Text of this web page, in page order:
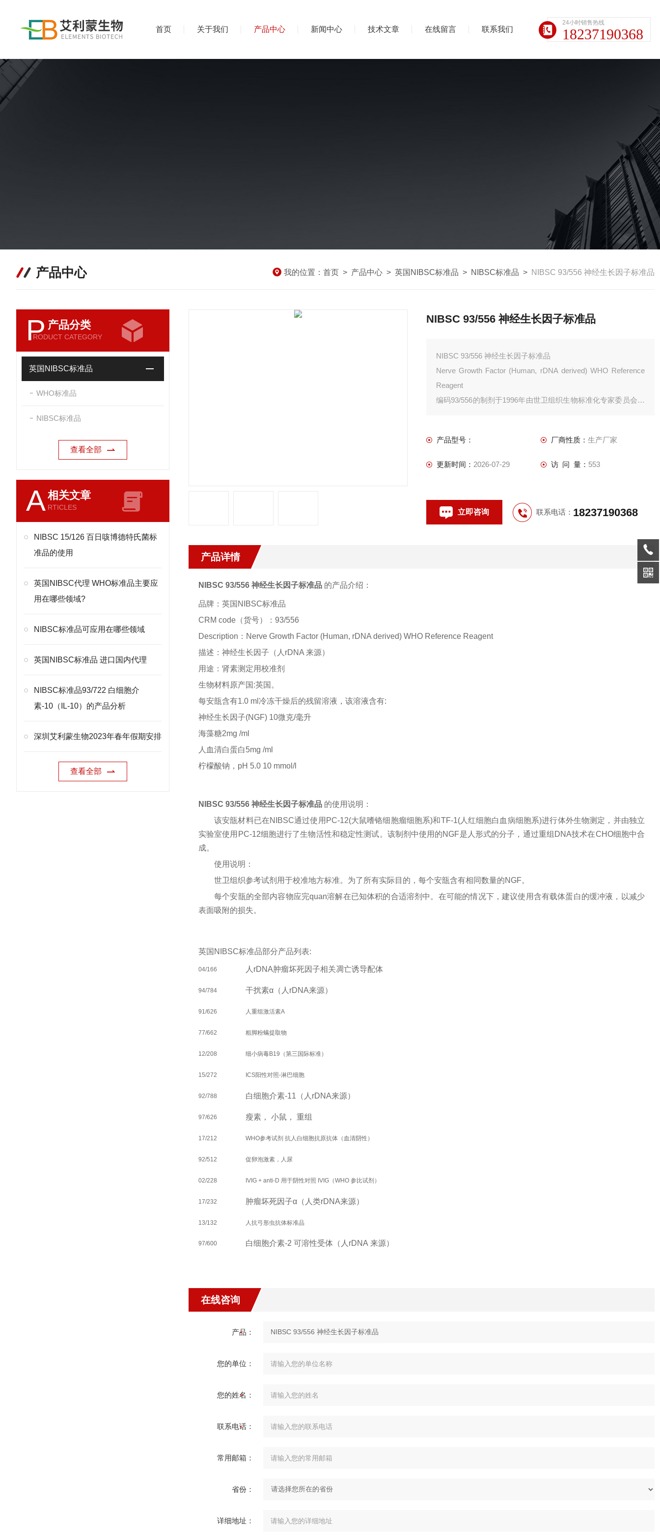
首页 关于我们 产品中心 新闻中心 技术文章 在线留言 联系我们
24小时销售热线
18237190368
产品中心 我的位置： 首页 > 产品中心 > 英国NIBSC标准品 > NIBSC标准品 > NIBSC 93/556 神经生长因子标准品
P 产品分类
RODUCT CATEGORY
英国NIBSC标准品
WHO标准品
NIBSC标准品
查看全部
A相关文章
RTICLES
NIBSC 15/126 百日咳博德特氏菌标
准品的使用
英国NIBSC代理 WHO标准品主要应
用在哪些领域?
NIBSC标准品可应用在哪些领域
英国NIBSC标准品 进口国内代理
NIBSC标准品93/722 白细胞介
素-10（IL-10）的产品分析
深圳艾利蒙生物2023年春年假期安排
查看全部
NIBSC 93/556 神经生长因子标准品
NIBSC 93/556 神经生长因子标准品
Nerve Growth Factor (Human, rDNA derived) WHO Reference
Reagent
编码93/556的制剂于1996年由世卫组织生物标准化专家委员会确
产品型号： 厂商性质： 生产厂家
更新时间： 2026-07-29 访 问 量： 553
立即咨询 联系电话： 18237190368
产品详情
NIBSC 93/556 神经生长因子标准品 的产品介绍：
品牌：英国NIBSC标准品
CRM code（货号）：93/556
Description： Nerve Growth Factor (Human, rDNA derived) WHO Reference Reagent
描述：神经生长因子（人rDNA 来源）
用途：肾素测定用校准剂
生物材料原产国:英国。
每安瓿含有1.0 ml冷冻干燥后的残留溶液，该溶液含有:
神经生长因子(NGF) 10微克/毫升
海藻糖2mg /ml
人血清白蛋白5mg /ml
柠檬酸钠，pH 5.0 10 mmol/l
NIBSC 93/556 神经生长因子标准品 的使用说明：
该安瓿材料已在NIBSC通过使用PC-12(大鼠嗜铬细胞瘤细胞系)和TF-1(人红细胞白血病细胞系)进行体外生物测定，并由独立
实验室使用PC-12细胞进行了生物活性和稳定性测试。该制剂中使用的NGF是人形式的分子，通过重组DNA技术在CHO细胞中合
成。
使用说明：
世卫组织参考试剂用于校准地方标准。为了所有实际目的，每个安瓿含有相同数量的NGF。
每个安瓿的全部内容物应完quan溶解在已知体积的合适溶剂中。在可能的情况下，建议使用含有载体蛋白的缓冲液，以减少
表面吸附的损失。
英国NIBSC标准品部分产品列表:
04/166 人 rDNA肿瘤坏死因子相关凋亡诱导配体
94/784 干扰素α （人rDNA来源）
91/626 人重组激活素A
77/662 粗脚粉螨提取物
12/208 细小病毒B19（第三国际标准）
15/272 ICS阳性对照-淋巴细胞
92/788 白细胞介素-11 （人 rDNA来源）
97/626 瘦素， 小鼠， 重组
17/212 WHO参考试剂 抗人白细胞抗原抗体（血清阴性）
92/512 促卵泡激素，人尿
02/228 IVIG + anti-D 用于阴性对照 IVIG（WHO 参比试剂）
17/232 肿瘤坏死因子α （人类rDNA来源）
13/132 人抗弓形虫抗体标准品
97/600 白细胞介素-2 可溶性受体（人 rDNA 来源）
在线咨询
产品：
您的单位：
您的姓名：
联系电话：
常用邮箱：
省份：
详细地址：